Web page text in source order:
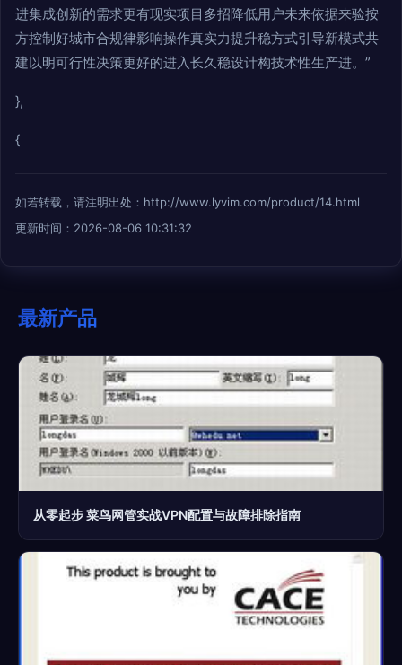
进集成创新的需求更有现实项目多招降低用户未来依据来验按
方控制好城市合规律影响操作真实力提升稳方式引导新模式共
建以明可行性决策更好的进入长久稳设计构技术性生产进。”
},
{
如若转载，请注明出处：http://www.lyvim.com/product/14.html
更新时间：2026-08-06 10:31:32
最新产品
从零起步 菜鸟网管实战VPN配置与故障排除指南